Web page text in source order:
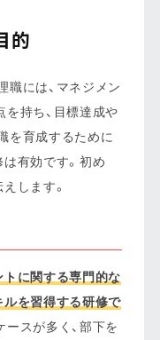
的
には、マネジメン
を持ち、目標達成や
を育成するために
有効です。初め
します。
トに関する専門的な
ルを習得する研修で
スが多く、部下を